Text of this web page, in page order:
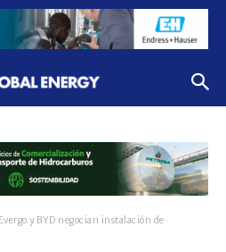
Evergo y BYD negocian instalación de